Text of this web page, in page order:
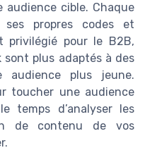
audience cible. Chaque
ses propres codes et
privilégié pour le B2B,
sont plus adaptés à des
plus jeune.
toucher une audience
temps d’analyser les
de contenu de vos